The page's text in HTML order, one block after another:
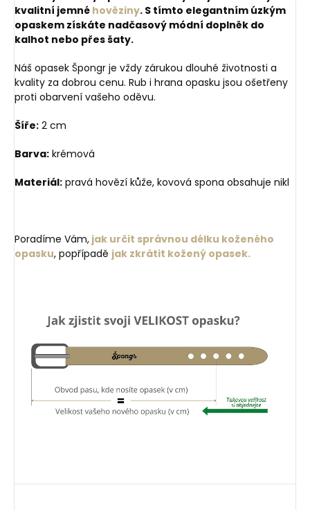
kvalitní jemné hověziny. S tímto elegantním úzkým
opaskem získáte nadčasový módní doplněk do
kalhot nebo přes šaty.
Náš opasek Špongr je vždy zárukou dlouhé životnosti a
kvality za dobrou cenu. Rub i hrana opasku jsou ošetřeny
proti obarvení vašeho oděvu.
Šíře: 2 cm
Barva: krémová
Materiál: pravá hovězí kůže, kovová spona obsahuje nikl
Poradíme Vám, jak určit správnou délku koženého
opasku, popřípadě jak zkrátit kožený opasek.